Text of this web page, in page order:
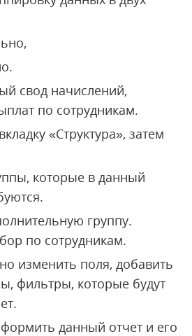
свод начислений,
по сотрудникам.
«Структура», затем
которые в данный
группу.
по сотрудникам.
изменить поля, добавить
фильтры, которые будут
данный отчет и его